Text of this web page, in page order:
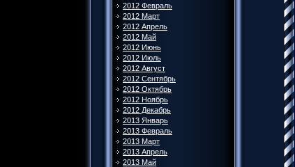
2012 Февраль
2012 Март
2012 Апрель
2012 Май
2012 Июнь
2012 Июль
2012 Август
2012 Сентябрь
2012 Октябрь
2012 Ноябрь
2012 Декабрь
2013 Январь
2013 Февраль
2013 Март
2013 Апрель
2013 Май